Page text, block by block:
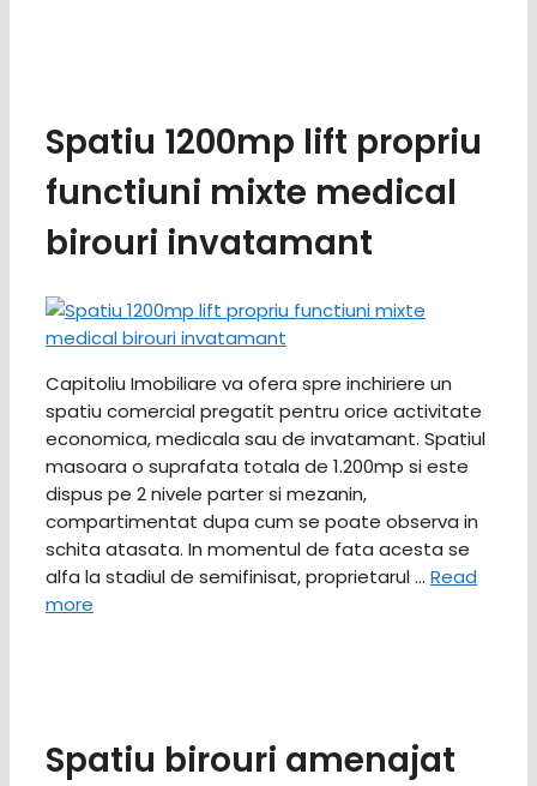
Spatiu 1200mp lift propriu
functiuni mixte medical
birouri invatamant
Capitoliu Imobiliare va ofera spre inchiriere un
spatiu comercial pregatit pentru orice activitate
economica, medicala sau de invatamant. Spatiul
masoara o suprafata totala de 1.200mp si este
dispus pe 2 nivele parter si mezanin,
compartimentat dupa cum se poate observa in
schita atasata. In momentul de fata acesta se
alfa la stadiul de semifinisat, proprietarul … Read
more
Spatiu birouri amenajat